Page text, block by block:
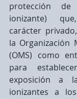
protección
ionizante)
carácter
la Organización
(OMS) como
para
exposición a
ionizantes a